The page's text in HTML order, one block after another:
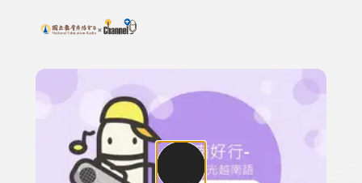
上方功能區塊
搜尋關鍵字：可輸入節目名稱、主持人或關鍵字